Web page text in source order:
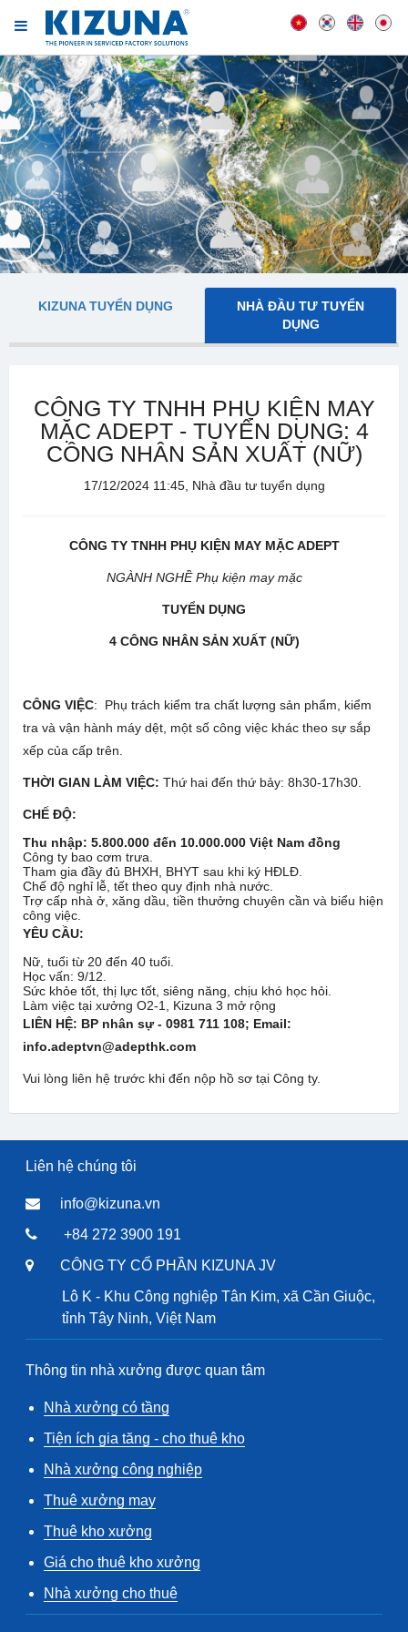
KIZUNA TUYỂN DỤNG
NHÀ ĐẦU TƯ TUYỂN
DỤNG
CÔNG TY TNHH PHỤ KIỆN MAY
MẶC ADEPT - TUYỂN DỤNG: 4
CÔNG NHÂN SẢN XUẤT (NỮ)
17/12/2024 11:45, Nhà đầu tư tuyển dụng
CÔNG TY TNHH PHỤ KIỆN MAY MẶC ADEPT
NGÀNH NGHỀ Phụ kiện may mặc
TUYỂN DỤNG
4CÔNG NHÂN SẢN XUẤT (NỮ)
CÔNG VIỆC: Phụ trách kiểm tra chất lượng sản phẩm, kiểm
tra và vận hành máy dệt, một số công việc khác theo sự sắp
xếp của cấp trên.
THỜI GIAN LÀM VIỆC: Thứ hai đến thứ bảy: 8h30-17h30.
CHẾ ĐỘ:
Thu nhập: 5.800.000 đến 10.000.000 Việt Nam đồng
Công ty bao cơm trưa.
Tham gia đầy đủ BHXH, BHYT sau khi ký HĐLĐ.
Chế độ nghỉ lễ, tết theo quy định nhà nước.
Trợ cấp nhà ở, xăng dầu, tiền thưởng chuyên cần và biểu hiện
công việc.
YÊU CẦU:
Nữ, tuổi từ 20 đến 40 tuổi.
Học vấn: 9/12.
Sức khỏe tốt, thị lực tốt, siêng năng, chịu khó học hỏi.
Làm việc tại xưởng O2-1, Kizuna 3 mở rộng
LIÊN HỆ: BP nhân sự - 0981 711 108; Email:
info.adeptvn@adepthk.com
Vui lòng liên hệ trước khi đến nộp hồ sơ tại Công ty.
Liên hệ chúng tôi
info@kizuna.vn
+84 272 3900 191
CÔNG TY CỔ PHẦN KIZUNA JV
Lô K - Khu Công nghiệp Tân Kim, xã Cần Giuộc,
tỉnh Tây Ninh, Việt Nam
Thông tin nhà xưởng được quan tâm
Nhà xưởng có tầng
Tiện ích gia tăng - cho thuê kho
Nhà xưởng công nghiệp
Thuê xưởng may
Thuê kho xưởng
Giá cho thuê kho xưởng
Nhà xưởng cho thuê